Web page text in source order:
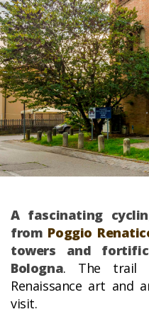
A fascinating
from Poggio
towers and
Bologna. The trail
Renaissance art and
visit.